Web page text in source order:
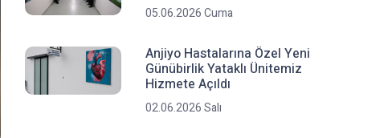
05.06.2026 Cuma
Anjiyo Hastalarına Özel Yeni
Günübirlik Yataklı Ünitemiz
Hizmete Açıldı
02.06.2026 Salı